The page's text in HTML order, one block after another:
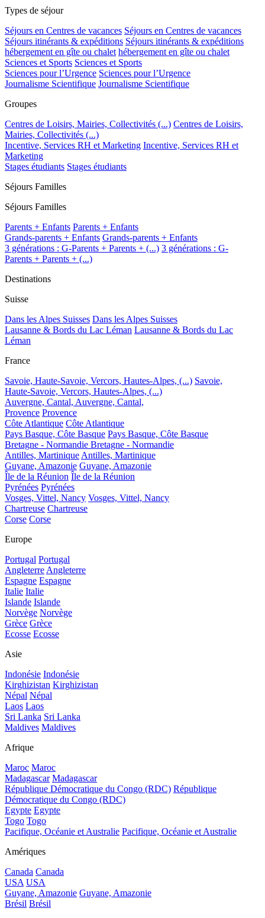
Types de séjour
Séjours en Centres de vacances Séjours en Centres de vacances
Séjours itinérants & expéditions Séjours itinérants & expéditions
hébergement en gîte ou chalet hébergement en gîte ou chalet
Sciences et Sports Sciences et Sports
Sciences pour l’Urgence Sciences pour l’Urgence
Journalisme Scientifique Journalisme Scientifique
Groupes
Centres de Loisirs, Mairies, Collectivités (...) Centres de Loisirs,
Mairies, Collectivités (...)
Incentive, Services RH et Marketing Incentive, Services RH et
Marketing
Stages étudiants Stages étudiants
Séjours Familles
Séjours Familles
Parents + Enfants Parents + Enfants
Grands-parents + Enfants Grands-parents + Enfants
3 générations : G-Parents + Parents + (...) 3 générations : G-
Parents + Parents + (...)
Destinations
Suisse
Dans les Alpes Suisses Dans les Alpes Suisses
Lausanne & Bords du Lac Léman Lausanne & Bords du Lac
Léman
France
Savoie, Haute-Savoie, Vercors, Hautes-Alpes, (...) Savoie,
Haute-Savoie, Vercors, Hautes-Alpes, (...)
Auvergne, Cantal, Auvergne, Cantal,
Provence Provence
Côte Atlantique Côte Atlantique
Pays Basque, Côte Basque Pays Basque, Côte Basque
Bretagne - Normandie Bretagne - Normandie
Antilles, Martinique Antilles, Martinique
Guyane, Amazonie Guyane, Amazonie
Île de la Réunion Île de la Réunion
Pyrénées Pyrénées
Vosges, Vittel, Nancy Vosges, Vittel, Nancy
Chartreuse Chartreuse
Corse Corse
Europe
Portugal Portugal
Angleterre Angleterre
Espagne Espagne
Italie Italie
Islande Islande
Norvège Norvège
Grèce Grèce
Ecosse Ecosse
Asie
Indonésie Indonésie
Kirghizistan Kirghizistan
Népal Népal
Laos Laos
Sri Lanka Sri Lanka
Maldives Maldives
Afrique
Maroc Maroc
Madagascar Madagascar
République Démocratique du Congo (RDC) République
Démocratique du Congo (RDC)
Egypte Egypte
Togo Togo
Pacifique, Océanie et Australie Pacifique, Océanie et Australie
Amériques
Canada Canada
USA USA
Guyane, Amazonie Guyane, Amazonie
Brésil Brésil